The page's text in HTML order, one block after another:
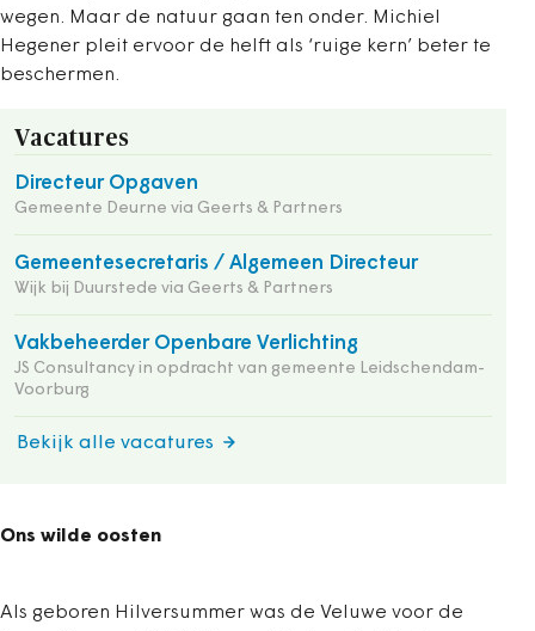
wegen. Maar de natuur gaan ten onder. Michiel
Hegener pleit ervoor de helft als ‘ruige kern’ beter te
beschermen.
Vacatures
Directeur Opgaven
Gemeente Deurne via Geerts & Partners
Gemeentesecretaris / Algemeen Directeur
Wijk bij Duurstede via Geerts & Partners
Vakbeheerder Openbare Verlichting
JS Consultancy in opdracht van gemeente Leidschendam-
Voorburg
Bekijk alle vacatures
Ons wilde oosten
Als geboren Hilversummer was de Veluwe voor de